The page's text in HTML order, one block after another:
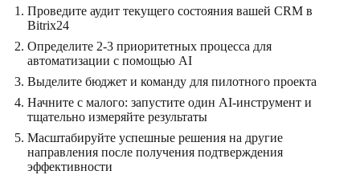
Проведите аудит текущего состояния вашей CRM в
Bitrix24
Определите 2-3 приоритетных процесса для
автоматизации с помощью AI
Выделите бюджет и команду для пилотного проекта
Начните с малого: запустите один AI-инструмент и
тщательно измеряйте результаты
Масштабируйте успешные решения на другие
направления после получения подтверждения
эффективности